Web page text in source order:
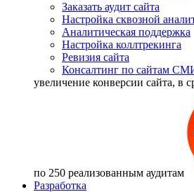
Заказать аудит сайта
Настройка сквозной
Аналитическая поддержка
Настройка коллтрекинга
Ревизия сайта
Консалтинг по сайтам
увеличение конверсии сайта, в
по 250 реализованным аудитам
Разработка